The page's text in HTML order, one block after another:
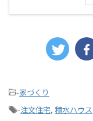
-家づくり
-注文住宅, 積水ハウス